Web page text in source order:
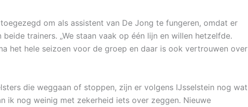
om als assistent van De Jong te fungeren, omdat er
beide trainers. „We staan vaak op één lijn en willen hetzelfde.
het hele seizoen voor de groep en daar is ook vertrouwen over
die weggaan of stoppen, zijn er volgens IJsselstein nog wat
ik nog weinig met zekerheid iets over zeggen. Nieuwe